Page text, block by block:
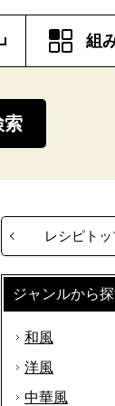
組
索
レシピト
ジャンルから
和風
洋風
中華風